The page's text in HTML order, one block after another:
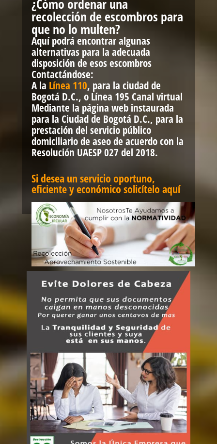
¿Cómo ordenar una
recolección de escombros para
que no lo multen?
Aquí podrá encontrar algunas
alternativas para la adecuada
disposición de esos escombros
Contactándose:
A la Línea 110, para la ciudad de
Bogotá D.C., o Línea 195 Canal virtual
Mediante la página web instaurada
para la Ciudad de Bogotá D.C., para la
prestación del servicio público
domiciliario de aseo de acuerdo con la
Resolución UAESP 027 del 2018.
Si desea un servicio oportuno,
eficiente y económico solicítelo aquí